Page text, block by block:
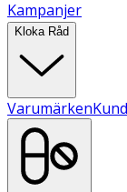
Kampanjer
Kloka Råd
Varumärken